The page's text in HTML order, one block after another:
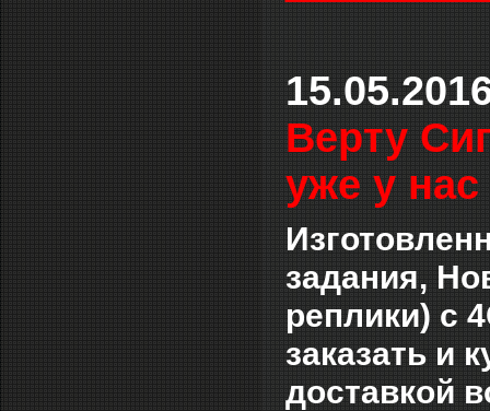
Верту
уже у
задания,
реплики) с
заказать и
доставкой